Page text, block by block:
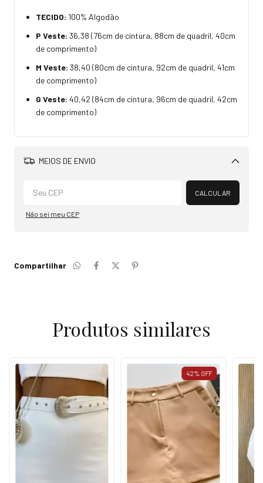
TECIDO: 100% Algodão
P Veste: 36,38 (76cm de cintura, 88cm de quadril, 40cm
de comprimento)
M Veste: 38,40 (80cm de cintura, 92cm de quadril, 41cm
de comprimento)
G Veste: 40,42 (84cm de cintura, 96cm de quadril, 42cm
de comprimento)
MEIOS DE ENVIO
Alterar CEP
CALCULAR
Não sei meu CEP
Compartilhar
Produtos similares
42% OFF